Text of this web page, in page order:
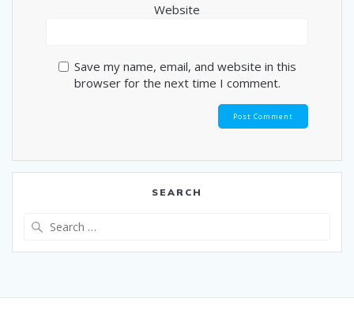
Website
Save my name, email, and website in this
browser for the next time I comment.
SEARCH